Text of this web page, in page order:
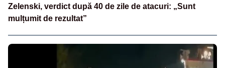
Zelenski, verdict după 40 de zile de atacuri: „Sunt
mulțumit de rezultat”